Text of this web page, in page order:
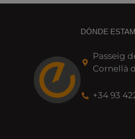
DÓNDE
Passeig
Cornellà
+34 93